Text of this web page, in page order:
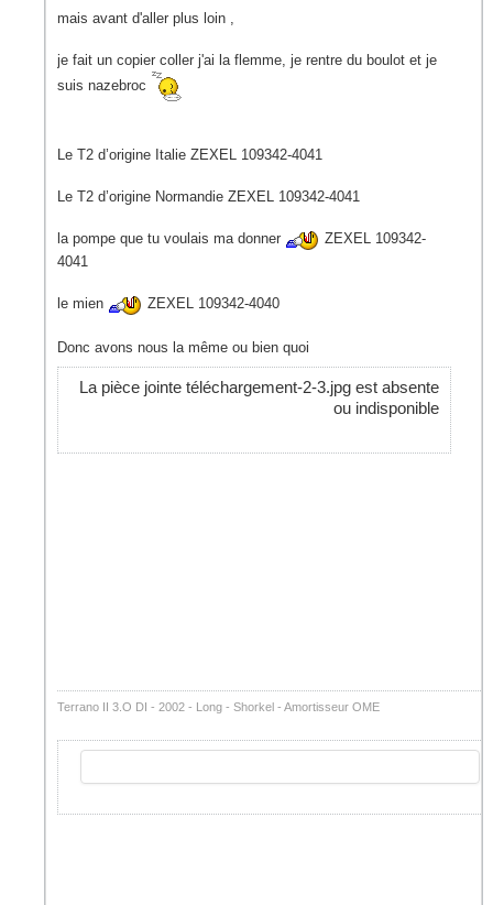
mais avant d'aller plus loin ,
je fait un copier coller j'ai la flemme, je rentre du boulot et je
suis nazebroc
Le T2 d’origine Italie ZEXEL 109342-4041
Le T2 d’origine Normandie ZEXEL 109342-4041
la pompe que tu voulais ma donner
ZEXEL 109342-
4041
le mien ZEXEL 109342-4040
Donc avons nous la même ou bien quoi
La pièce jointe téléchargement-2-3.jpg est absente
ou indisponible
Terrano II 3.O DI - 2002 - Long - Shorkel - Amortisseur OME